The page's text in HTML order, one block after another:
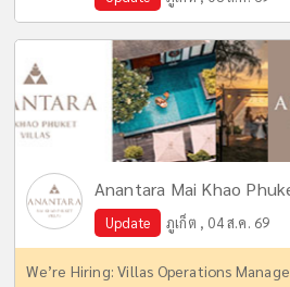
Anantara Mai Khao
Update ภูเก็ต , 04 ส.ค. 69
We’re Hiring: Villas Operations